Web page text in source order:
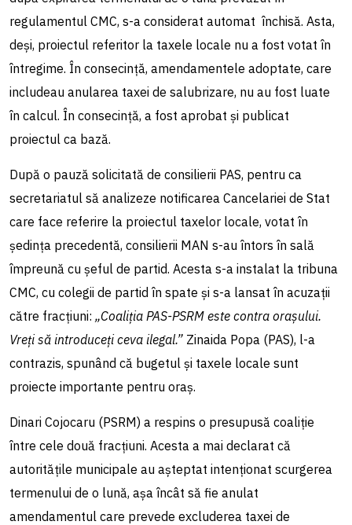
regulamentul CMC, s-a considerat automat închisă. Asta,
deși, proiectul referitor la taxele locale nu a fost votat în
întregime. În consecință, amendamentele adoptate, care
includeau anularea taxei de salubrizare, nu au fost luate
în calcul. În consecință, a fost aprobat și publicat
proiectul ca bază.
După o pauză solicitată de consilierii PAS, pentru ca
secretariatul să analizeze notificarea Cancelariei de Stat
care face referire la proiectul taxelor locale, votat în
ședința precedentă, consilierii MAN s-au întors în sală
împreună cu șeful de partid. Acesta s-a instalat la tribuna
CMC, cu colegii de partid în spate și s-a lansat în acuzații
către fracțiuni: „Coaliția PAS-PSRM este contra orașului.
Vreți să introduceți ceva ilegal.” Zinaida Popa (PAS), l-a
contrazis, spunând că bugetul și taxele locale sunt
proiecte importante pentru oraș.
Dinari Cojocaru (PSRM) a respins o presupusă coaliție
între cele două fracțiuni. Acesta a mai declarat că
autoritățile municipale au așteptat intenționat scurgerea
termenului de o lună, așa încât să fie anulat
amendamentul care prevede excluderea taxei de